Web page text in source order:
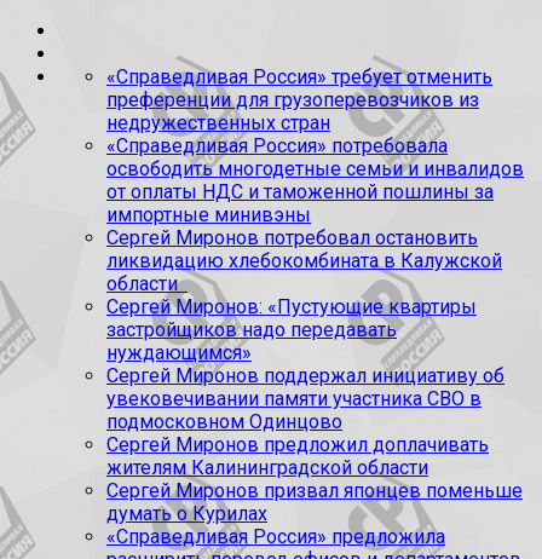
«Справедливая Россия» требует отменить
преференции для грузоперевозчиков из
недружественных стран
«Справедливая Россия» потребовала
освободить многодетные семьи и инвалидов
от оплаты НДС и таможенной пошлины за
импортные минивэны
Сергей Миронов потребовал остановить
ликвидацию хлебокомбината в Калужской
области
Сергей Миронов: «Пустующие квартиры
застройщиков надо передавать
нуждающимся»
Сергей Миронов поддержал инициативу об
увековечивании памяти участника СВО в
подмосковном Одинцово
Сергей Миронов предложил доплачивать
жителям Калининградской области
Сергей Миронов призвал японцев поменьше
думать о Курилах
«Справедливая Россия» предложила